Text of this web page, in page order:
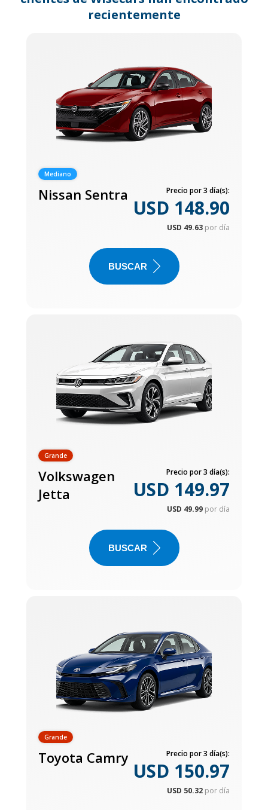
recientemente
Mediano
Nissan Sentra Precio por 3 día(s):
USD 148.90
USD 49.63 por día
BUSCAR
Grande
Volkswagen
Jetta
Precio por 3 día(s):
USD 149.97
USD 49.99 por día
BUSCAR
Grande
Toyota Camry Precio por 3 día(s):
USD 150.97
USD 50.32 por día